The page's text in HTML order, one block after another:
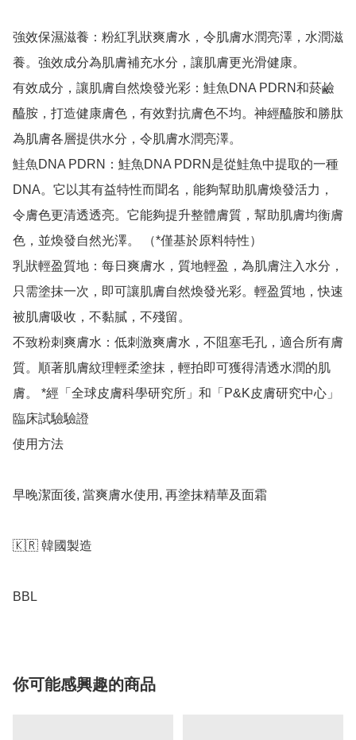
強效保濕滋養：粉紅乳狀爽膚水，令肌膚水潤亮澤，水潤滋
養。強效成分為肌膚補充水分，讓肌膚更光滑健康。
有效成分，讓肌膚自然煥發光彩：鮭魚DNA PDRN和菸鹼
醯胺，打造健康膚色，有效對抗膚色不均。神經醯胺和勝肽
為肌膚各層提供水分，令肌膚水潤亮澤。
鮭魚DNA PDRN：鮭魚DNA PDRN是從鮭魚中提取的一種
DNA。它以其有益特性而聞名，能夠幫助肌膚煥發活力，
令膚色更清透透亮。它能夠提升整體膚質，幫助肌膚均衡膚
色，並煥發自然光澤。 （*僅基於原料特性）
乳狀輕盈質地：每日爽膚水，質地輕盈，為肌膚注入水分，
只需塗抹一次，即可讓肌膚自然煥發光彩。輕盈質地，快速
被肌膚吸收，不黏膩，不殘留。
不致粉刺爽膚水：低刺激爽膚水，不阻塞毛孔，適合所有膚
質。順著肌膚紋理輕柔塗抹，輕拍即可獲得清透水潤的肌
膚。 *經「全球皮膚科學研究所」和「P&K皮膚研究中心」
臨床試驗驗證
使用方法
早晚潔面後, 當爽膚水使用, 再塗抹精華及面霜
🇰🇷 韓國製造
BBL
你可能感興趣的商品